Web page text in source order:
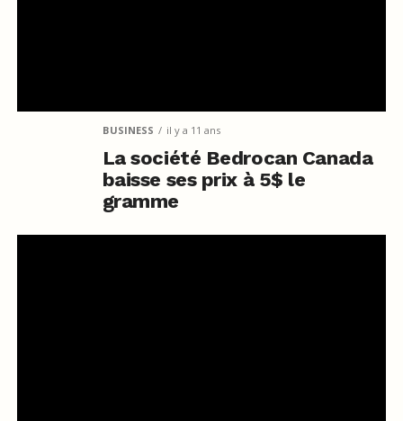
BUSINESS il y a 11 ans
La société Bedrocan Canada
baisse ses prix à 5$ le
gramme